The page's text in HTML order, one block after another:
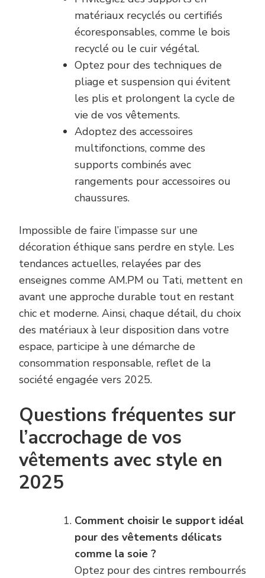
matériaux recyclés ou certifiés
écoresponsables, comme le bois
recyclé ou le cuir végétal.
Optez pour des techniques de
pliage et suspension qui évitent
les plis et prolongent la cycle de
vie de vos vêtements.
Adoptez des accessoires
multifonctions, comme des
supports combinés avec
rangements pour accessoires ou
chaussures.
Impossible de faire l’impasse sur une
décoration éthique sans perdre en style. Les
tendances actuelles, relayées par des
enseignes comme AM.PM ou Tati, mettent en
avant une approche durable tout en restant
chic et moderne. Ainsi, chaque détail, du choix
des matériaux à leur disposition dans votre
espace, participe à une démarche de
consommation responsable, reflet de la
société engagée vers 2025.
Questions fréquentes sur
l’accrochage de vos
vêtements avec style en
2025
Comment choisir le support idéal
pour des vêtements délicats
comme la soie ?
Optez pour des cintres rembourrés